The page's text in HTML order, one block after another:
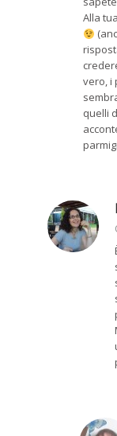
Alla
vero, i
quelli